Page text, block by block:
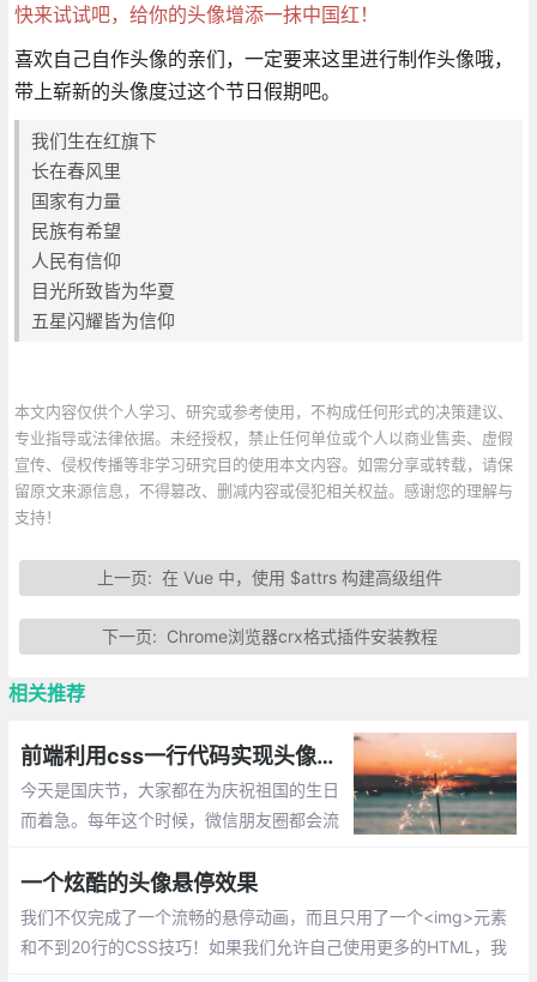
快来试试吧，给你的头像增添一抹中国红！
喜欢自己自作头像的亲们，一定要来这里进行制作头像哦，
带上崭新的头像度过这个节日假期吧。
我们生在红旗下
长在春风里
国家有力量
民族有希望
人民有信仰
目光所致皆为华夏
五星闪耀皆为信仰
本文内容仅供个人学习、研究或参考使用，不构成任何形式的决策建议、
专业指导或法律依据。未经授权，禁止任何单位或个人以商业售卖、虚假
宣传、侵权传播等非学习研究目的使用本文内容。如需分享或转载，请保
留原文来源信息，不得篡改、删减内容或侵犯相关权益。感谢您的理解与
支持！
上一页: 在 Vue 中，使用 $attrs 构建高级组件
下一页: Chrome浏览器crx格式插件安装教程
相关推荐
前端利用css一行代码实现头像与国旗的融合
今天是国庆节，大家都在为庆祝祖国的生日
而着急。每年这个时候，微信朋友圈都会流
图片与我们的头像结合来快速得到想要的头
像，如何简单的用CSS实现呢？
一个炫酷的头像悬停效果
我们不仅完成了一个流畅的悬停动画，而且只用了一个<img>元素
和不到20行的CSS技巧！如果我们允许自己使用更多的HTML，我